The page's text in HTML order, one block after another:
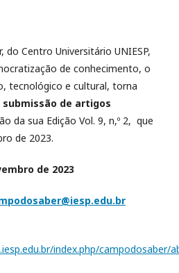
do Centro Universitário UNIESP,
de conhecimento, o
tecnológico e cultural, torna
de artigos
da sua Edição Vol. 9, n,º 2, que
de 2023.
de 2023
index.php/campodosaber/